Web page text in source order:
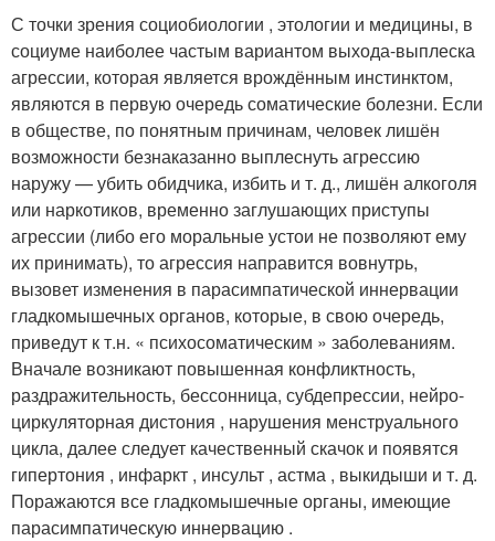
С точки зрения социобиологии , этологии и медицины, в
социуме наиболее частым вариантом выхода-выплеска
агрессии, которая является врождённым инстинктом,
являются в первую очередь соматические болезни. Если
в обществе, по понятным причинам, человек лишён
возможности безнаказанно выплеснуть агрессию
наружу — убить обидчика, избить и т. д., лишён алкоголя
или наркотиков, временно заглушающих приступы
агрессии (либо его моральные устои не позволяют ему
их принимать), то агрессия направится вовнутрь,
вызовет изменения в парасимпатической иннервации
гладкомышечных органов, которые, в свою очередь,
приведут к т.н. « психосоматическим » заболеваниям.
Вначале возникают повышенная конфликтность,
раздражительность, бессонница, субдепрессии, нейро-
циркуляторная дистония , нарушения менструального
цикла, далее следует качественный скачок и появятся
гипертония , инфаркт , инсульт , астма , выкидыши и т. д.
Поражаются все гладкомышечные органы, имеющие
парасимпатическую иннервацию .